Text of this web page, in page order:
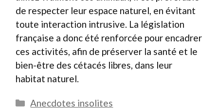
de respecter leur espace naturel, en évitant
toute interaction intrusive. La législation
française a donc été renforcée pour encadrer
ces activités, afin de préserver la santé et le
bien-être des cétacés libres, dans leur
habitat naturel.
Catégories
Anecdotes insolites